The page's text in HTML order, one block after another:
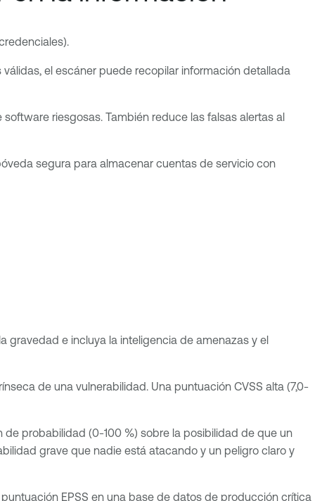
el escáner puede recopilar información detallada
riesgosas. También reduce las falsas alertas al
segura para almacenar cuentas de servicio con
gravedad e incluya la inteligencia de amenazas y el
de una vulnerabilidad. Una puntuación CVSS alta (7,0-
de probabilidad (0-100 %) sobre la posibilidad de que un
grave que nadie está atacando y un peligro claro y
EPSS en una base de datos de producción crítica